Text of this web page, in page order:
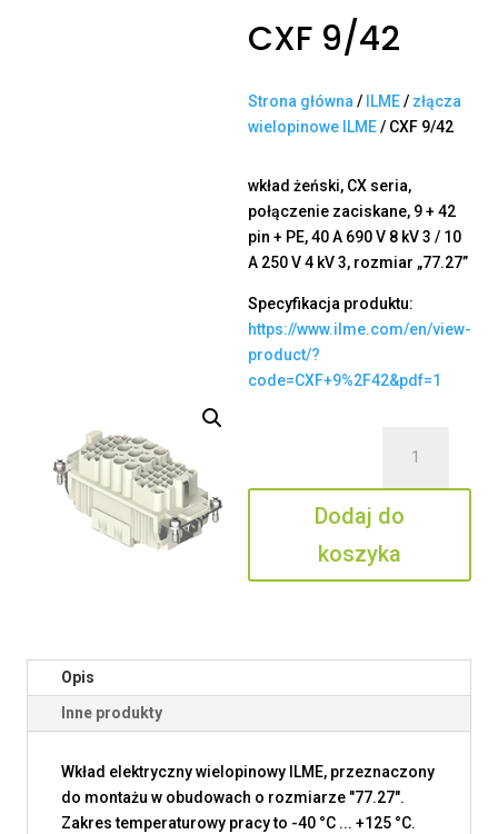
CXF 9/42
Strona główna / ILME/ złącza
wielopinowe ILME/ CXF 9/42
wkład żeński, CX seria,
połączenie zaciskane, 9 + 42
pin + PE, 40 A 690 V 8 kV 3 / 10
A 250 V 4 kV 3, rozmiar „77.27”
Specyfikacja produktu:
https://www.ilme.com/en/view-
product/?
code=CXF+9%2F42&pdf=1
9/42
Dodaj do
koszyka
Opis
Inne produkty
Wkład elektryczny wielopinowy ILME, przeznaczony
do montażu w obudowach o rozmiarze "77.27".
Zakres temperaturowy pracy to -40 °C ... +125 °C.